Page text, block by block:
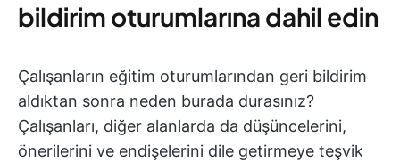
bildirim oturumlarına dahil edin
Çalışanların eğitim oturumlarından geri bildirim
aldıktan sonra neden burada durasınız?
Çalışanları, diğer alanlarda da düşüncelerini,
önerilerini ve endişelerini dile getirmeye teşvik